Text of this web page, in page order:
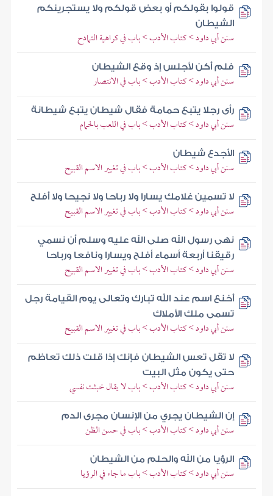
قولوا بقولكم أو بعض قولكم ولا يستجرينكم
الشيطان
سنن أبي داود > كتاب الأدب > باب في كراهية التمادح
فلم أكن لأجلس إذ وقع الشيطان
سنن أبي داود > كتاب الأدب > باب في الانتصار
رأى رجلا يتبع حمامة فقال شيطان يتبع شيطانة
سنن أبي داود > كتاب الأدب > باب في اللعب بالحمام
الأجدع شيطان
سنن أبي داود > كتاب الأدب > باب في تغيير الاسم القبيح
لا تسمين غلامك يسارا ولا رباحا ولا نجيحا ولا أفلح
سنن أبي داود > كتاب الأدب > باب في تغيير الاسم القبيح
نهى رسول الله صلى الله عليه وسلم أن نسمي
رقيقنا أربعة أسماء أفلح ويسارا ونافعا ورباحا
سنن أبي داود > كتاب الأدب > باب في تغيير الاسم القبيح
أخنع اسم عند الله تبارك وتعالى يوم القيامة رجل
تسمى ملك الأملاك
سنن أبي داود > كتاب الأدب > باب في تغيير الاسم القبيح
لا تقل تعس الشيطان فإنك إذا قلت ذلك تعاظم
حتى يكون مثل البيت
سنن أبي داود > كتاب الأدب > باب لا يقال خبثت نفسي
إن الشيطان يجري من الإنسان مجرى الدم
سنن أبي داود > كتاب الأدب > باب في حسن الظن
الرؤيا من الله والحلم من الشيطان
سنن أبي داود > كتاب الأدب > باب ما جاء في الرؤيا